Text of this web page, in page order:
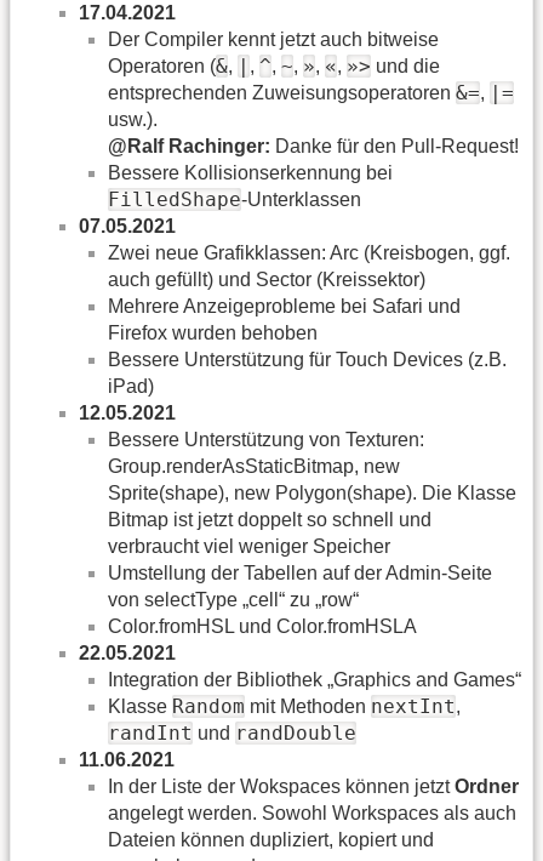
17.04.2021
Der Compiler kennt jetzt auch bitweise
Operatoren (&, | , ^, ~, », «, »> und die
entsprechenden Zuweisungsoperatoren &=, |=
usw.).
@Ralf Rachinger: Danke für den Pull-Request!
Bessere Kollisionserkennung bei
FilledShape-Unterklassen
07.05.2021
Zwei neue Grafikklassen: Arc (Kreisbogen, ggf.
auch gefüllt) und Sector (Kreissektor)
Mehrere Anzeigeprobleme bei Safari und
Firefox wurden behoben
Bessere Unterstützung für Touch Devices (z.B.
iPad)
12.05.2021
Bessere Unterstützung von Texturen:
Group.renderAsStaticBitmap, new
Sprite(shape), new Polygon(shape). Die Klasse
Bitmap ist jetzt doppelt so schnell und
verbraucht viel weniger Speicher
Umstellung der Tabellen auf der Admin-Seite
von selectType „cell“ zu „row“
Color.fromHSL und Color.fromHSLA
22.05.2021
Integration der Bibliothek „Graphics and Games“
Klasse Random mit Methoden nextInt,
randInt und randDouble
11.06.2021
In der Liste der Wokspaces können jetztOrdner
angelegt werden. Sowohl Workspaces als auch
Dateien können dupliziert, kopiert und